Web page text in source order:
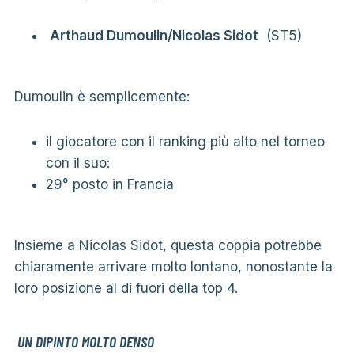
Arthaud Dumoulin/Nicolas Sidot (ST5)
Dumoulin è semplicemente:
il giocatore con il ranking più alto nel torneo
con il suo:
29° posto in Francia
Insieme a Nicolas Sidot, questa coppia potrebbe
chiaramente arrivare molto lontano, nonostante la
loro posizione al di fuori della top 4.
UN DIPINTO MOLTO DENSO